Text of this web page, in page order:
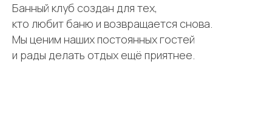
Банный клуб создан для тех,
кто любит баню и возвращается снова.
Мы ценим наших постоянных гостей
и рады делать отдых ещё приятнее.